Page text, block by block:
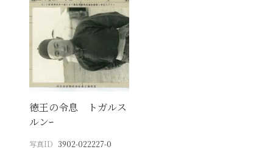
徳王の令息 トガルス
ルンｰ
写真ID 3902-022227-0